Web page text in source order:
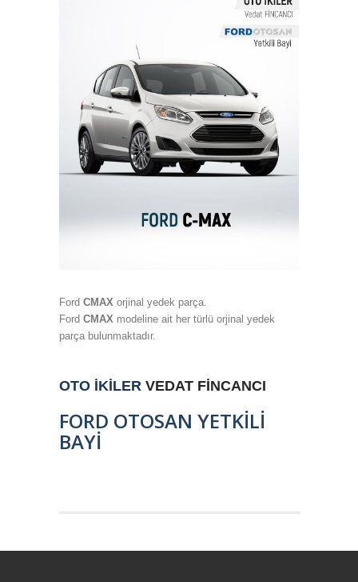
Ford CMAX orjinal yedek parça.
Ford CMAX modeline ait her türlü orjinal yedek
parça bulunmaktadır.
OTO İKİLER VEDAT FİNCANCI
FORD OTOSAN YETKİLİ
BAYİ